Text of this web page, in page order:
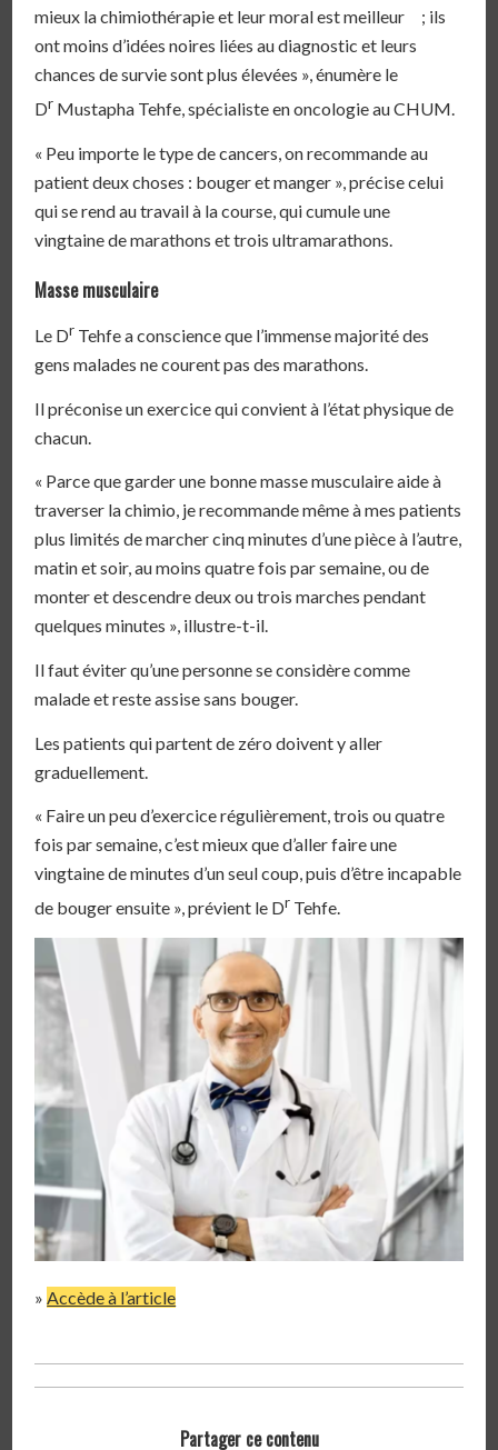
mieux la chimiothérapie et leur moral est meilleur ; ils
ont moins d’idées noires liées au diagnostic et leurs
chances de survie sont plus élevées », énumère le
Dr Mustapha Tehfe, spécialiste en oncologie au CHUM.
« Peu importe le type de cancers, on recommande au
patient deux choses : bouger et manger », précise celui
qui se rend au travail à la course, qui cumule une
vingtaine de marathons et trois ultramarathons.
Masse musculaire
Le Dr Tehfe a conscience que l’immense majorité des
gens malades ne courent pas des marathons.
Il préconise un exercice qui convient à l’état physique de
chacun.
« Parce que garder une bonne masse musculaire aide à
traverser la chimio, je recommande même à mes patients
plus limités de marcher cinq minutes d’une pièce à l’autre,
matin et soir, au moins quatre fois par semaine, ou de
monter et descendre deux ou trois marches pendant
quelques minutes », illustre-t-il.
Il faut éviter qu’une personne se considère comme
malade et reste assise sans bouger.
Les patients qui partent de zéro doivent y aller
graduellement.
« Faire un peu d’exercice régulièrement, trois ou quatre
fois par semaine, c’est mieux que d’aller faire une
vingtaine de minutes d’un seul coup, puis d’être incapable
de bouger ensuite », prévient le Dr Tehfe.
»Accède à l’article
Partager ce contenu